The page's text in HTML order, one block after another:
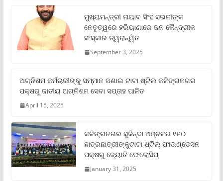
ମୁଖ୍ୟମନ୍ତ୍ରୀ ନାୟାବ ସିଂହ ସଇନୀଙ୍କ
ନେତୃତ୍ୱରେ ହରିୟାଣାରେ ଜନ କୈନ୍ଦ୍ରୀକ
ସଂସ୍କାର ତ୍ୱରାନ୍ୱିତ
September 3, 2025
ଅଗ୍ନିଶମ କର୍ମଚାରୀଙ୍କୁ ସମ୍ମାନ ଜଣାଇ ଟାଟା ଷ୍ଟିଲ କଳିଙ୍ଗନଗର
ପକ୍ଷରୁ ଜାତୀୟ ଅଗ୍ନିଶମ ସେବା ସପ୍ତାହ ପାଳିତ
April 15, 2025
କଳିଙ୍ଗନଗର ସୁକିନ୍ଦା ଅଞ୍ଚଳର ୧୫୦
ଛାତ୍ରଛାତ୍ରୀଙ୍କୁଟାଟା ଷ୍ଟିଲ୍ ଫାଉଣ୍ଡେସନ
ପକ୍ଷରୁ ଜ୍ୟୋତି ଫେଲୋସିପ୍‌
January 31, 2025